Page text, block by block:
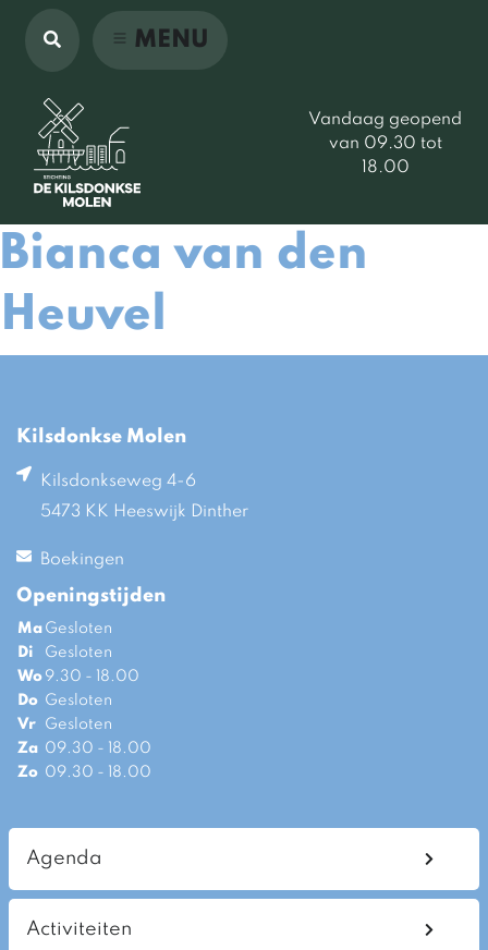
MENU
Vandaag geopend
van 09.30 tot
18.00
Bianca van den
Heuvel
Kilsdonkse Molen
Kilsdonkseweg 4-6
5473 KK Heeswijk Dinther
Boekingen
Openingstijden
Ma Gesloten
Di
Gesloten
Wo 9.30 - 18.00
Do Gesloten
Vr
Gesloten
Za 09.30 - 18.00
Zo 09.30 - 18.00
Agenda
Activiteiten